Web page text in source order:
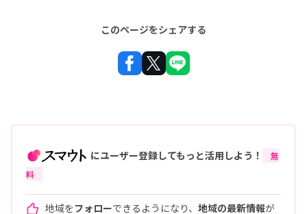
このページをシェアする
にユーザー登録してもっと活用しよう！
無
料
地域をフォローできるようになり、 地域の最新情報が